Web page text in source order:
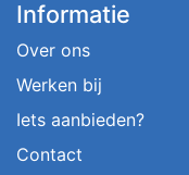
Informatie
Over ons
Werken bij
Iets aanbieden?
Contact